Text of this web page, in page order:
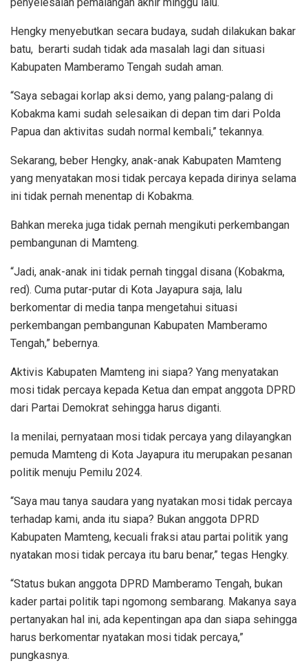
Hengky menyebutkan secara budaya, sudah dilakukan bakar
batu, berarti sudah tidak ada masalah lagi dan situasi
Kabupaten Mamberamo Tengah sudah aman.
“Saya sebagai korlap aksi demo, yang palang-palang di
Kobakma kami sudah selesaikan di depan tim dari Polda
Papua dan aktivitas sudah normal kembali,” tekannya.
Sekarang, beber Hengky, anak-anak Kabupaten Mamteng
yang menyatakan mosi tidak percaya kepada dirinya selama
ini tidak pernah menentap di Kobakma.
Bahkan mereka juga tidak pernah mengikuti perkembangan
pembangunan di Mamteng.
“Jadi, anak-anak ini tidak pernah tinggal disana (Kobakma,
red). Cuma putar-putar di Kota Jayapura saja, lalu
berkomentar di media tanpa mengetahui situasi
perkembangan pembangunan Kabupaten Mamberamo
Tengah,” bebernya.
Aktivis Kabupaten Mamteng ini siapa? Yang menyatakan
mosi tidak percaya kepada Ketua dan empat anggota DPRD
dari Partai Demokrat sehingga harus diganti.
Ia menilai, pernyataan mosi tidak percaya yang dilayangkan
pemuda Mamteng di Kota Jayapura itu merupakan pesanan
politik menuju Pemilu 2024.
“Saya mau tanya saudara yang nyatakan mosi tidak percaya
terhadap kami, anda itu siapa? Bukan anggota DPRD
Kabupaten Mamteng, kecuali fraksi atau partai politik yang
nyatakan mosi tidak percaya itu baru benar,” tegas Hengky.
“Status bukan anggota DPRD Mamberamo Tengah, bukan
kader partai politik tapi ngomong sembarang. Makanya saya
pertanyakan hal ini, ada kepentingan apa dan siapa sehingga
harus berkomentar nyatakan mosi tidak percaya,”
pungkasnya.